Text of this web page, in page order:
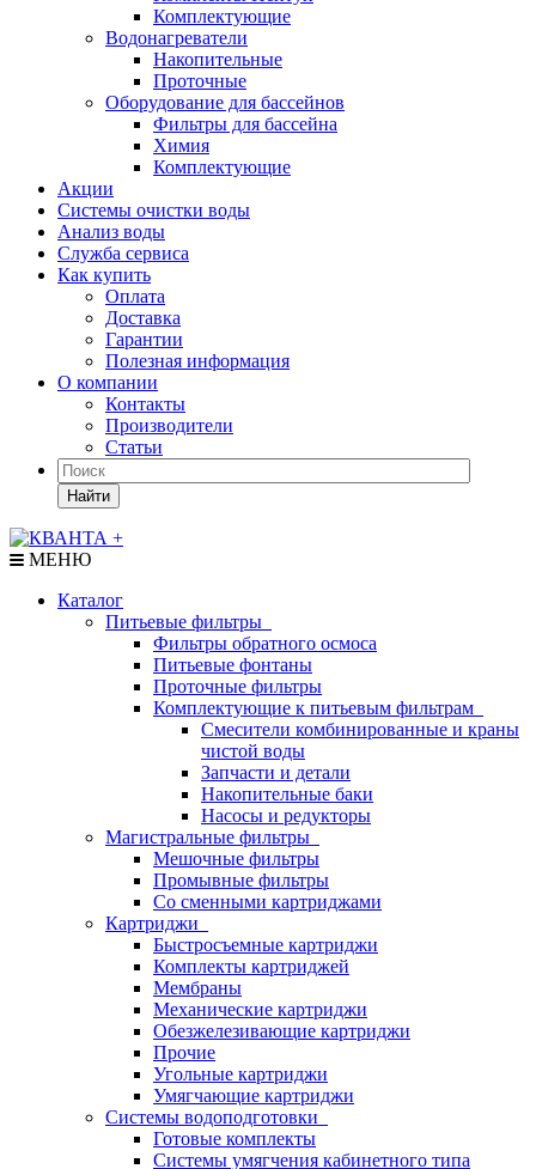
Комплектующие
Водонагреватели
Накопительные
Проточные
Оборудование для бассейнов
Фильтры для бассейна
Химия
Комплектующие
Акции
Системы очистки воды
Анализ воды
Служба сервиса
Как купить
Оплата
Доставка
Гарантии
Полезная информация
О компании
Контакты
Производители
Статьи
Найти
МЕНЮ
Каталог
Питьевые фильтры
Фильтры обратного осмоса
Питьевые фонтаны
Проточные фильтры
Комплектующие к питьевым фильтрам
Смесители комбинированные и краны
чистой воды
Запчасти и детали
Накопительные баки
Насосы и редукторы
Магистральные фильтры
Мешочные фильтры
Промывные фильтры
Со сменными картриджами
Картриджи
Быстросъемные картриджи
Комплекты картриджей
Мембраны
Механические картриджи
Обезжелезивающие картриджи
Прочие
Угольные картриджи
Умягчающие картриджи
Системы водоподготовки
Готовые комплекты
Системы умягчения кабинетного типа